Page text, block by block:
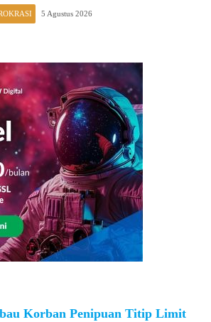
5 Agustus 2026
Korban Penipuan Titip Limit